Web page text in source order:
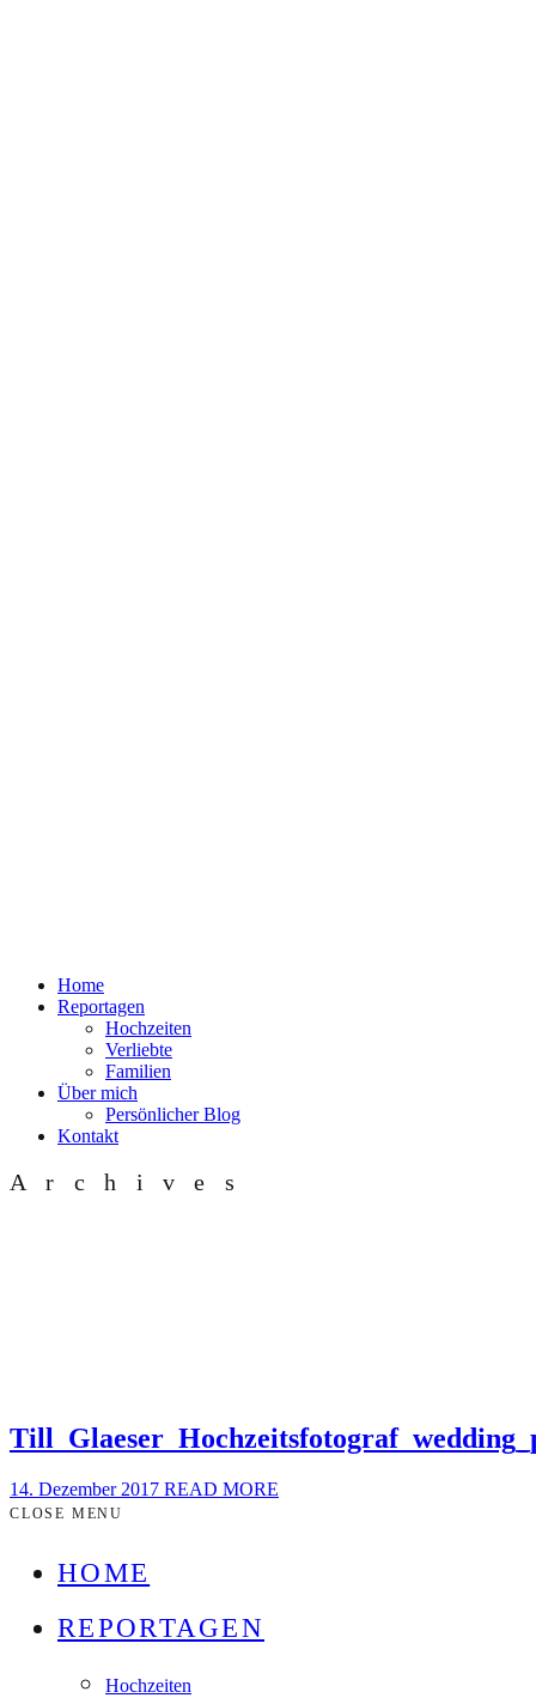
Home
Reportagen
Hochzeiten
Verliebte
Familien
Über mich
Persönlicher Blog
Kontakt
Archives
14. Dezember 2017 READ MORE
CLOSE MENU
HOME
REPORTAGEN
Hochzeiten